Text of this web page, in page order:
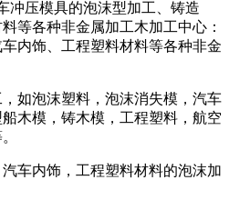
冲压模具的泡沫型加工、铸造
等各种非金属加工木加工中心：
内饰、工程塑料材料等各种非金
如泡沫塑料，泡沫消失模，汽车
木模，铸木模，工程塑料，航空
车内饰，工程塑料材料的泡沫加